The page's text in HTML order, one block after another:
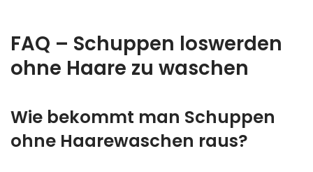
FAQ – Schuppen loswerden
ohne Haare zu waschen
Wie bekommt man Schuppen
ohne Haarewaschen raus?